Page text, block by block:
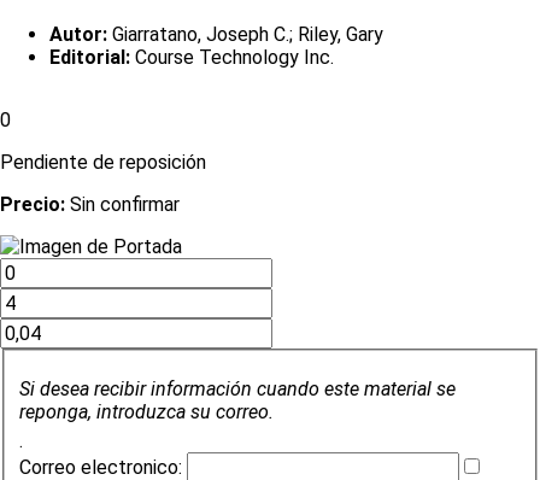
Autor: Giarratano, Joseph C.; Riley, Gary
Editorial: Course Technology Inc.
0
Pendiente de reposición
Precio: Sin confirmar
Si desea recibir información cuando este material se
reponga, introduzca su correo.
.
Correo electronico: